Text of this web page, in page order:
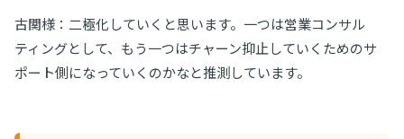
古関様：二極化していくと思います。一つは営業コンサル
ティングとして、もう一つはチャーン抑止していくためのサ
ポート側になっていくのかなと推測しています。